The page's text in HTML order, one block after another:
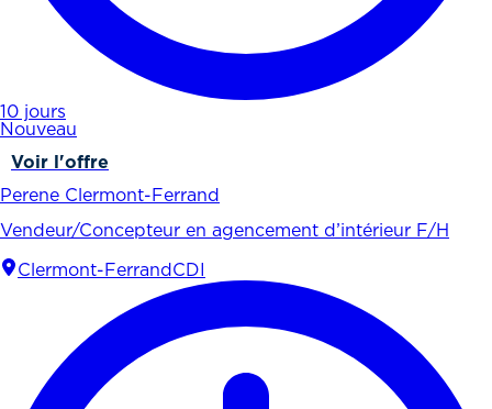
10 jours
Nouveau
Voir l'offre
Perene Clermont-Ferrand
Vendeur/Concepteur en agencement d’intérieur F/H
Clermont-Ferrand CDI